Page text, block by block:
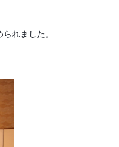
れました。